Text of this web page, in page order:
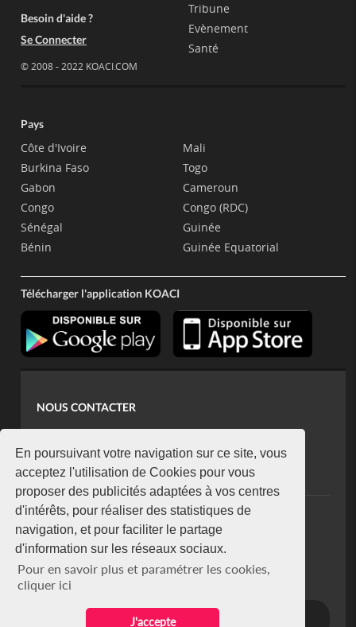
En poursuivant votre navigation sur ce site, vous
acceptez l'utilisation de Cookies pour vous
proposer des publicités adaptées à vos centres
d'intérêts, pour réaliser des statistiques de
navigation, et pour faciliter le partage
d'information sur les réseaux sociaux.
Pour en savoir plus et paramétrer les cookies,
cliquer ici
J'accepte
Besoin d'aide ?
Se Connecter
© 2008 - 2022 KOACI.COM
Tribune
Evènement
Santé
Pays
Côte d'Ivoire
Burkina Faso
Gabon
Congo
Sénégal
Bénin
Mali
Togo
Cameroun
Congo (RDC)
Guinée
Guinée Equatorial
Télécharger l'application KOACI
NOUS CONTACTER
koaci@yahoo.fr
+225 07 08 85 52 93
NEWSLETTER
Restez connecté via notre newsletter
S'abonner
Se désabonner